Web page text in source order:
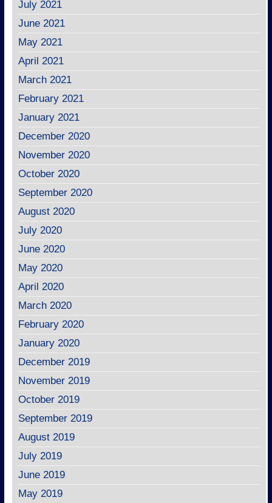
July 2021
June 2021
May 2021
April 2021
March 2021
February 2021
January 2021
December 2020
November 2020
October 2020
September 2020
August 2020
July 2020
June 2020
May 2020
April 2020
March 2020
February 2020
January 2020
December 2019
November 2019
October 2019
September 2019
August 2019
July 2019
June 2019
May 2019